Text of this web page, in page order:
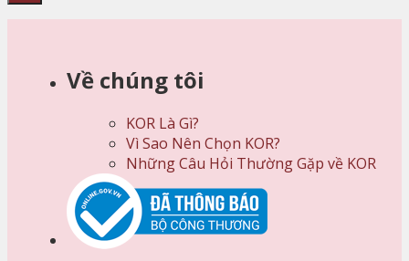
Về chúng tôi
KOR Là Gì?
Vì Sao Nên Chọn KOR?
Những Câu Hỏi Thường Gặp về KOR